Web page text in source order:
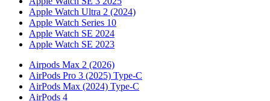
Apple Watch Ultra 2 (2024)
Apple Watch Series 10
Apple Watch SE 2024
Apple Watch SE 2023
Airpods Max 2 (2026)
AirPods Pro 3 (2025) Type-C
AirPods Max (2024) Type-C
AirPods 4